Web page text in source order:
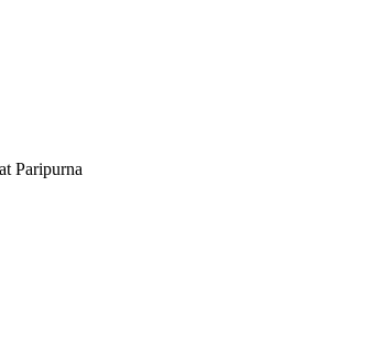
Paripurna